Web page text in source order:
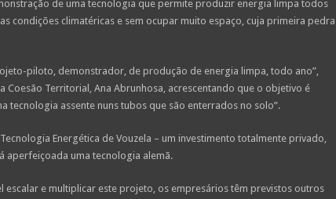
de uma tecnologia que permite produzir energia limpa todos
condições climatéricas e sem ocupar muito espaço, cuja primeira pedra
piloto, demonstrador, de produção de energia limpa, todo ano”,
Coesão Territorial, Ana Abrunhosa, acrescentando que o objetivo é
tecnologia assente nuns tubos que são enterrados no solo”.
Energética de Vouzela – um investimento totalmente privado,
aperfeiçoada uma tecnologia alemã.
escalar e multiplicar este projeto, os empresários têm previstos outros